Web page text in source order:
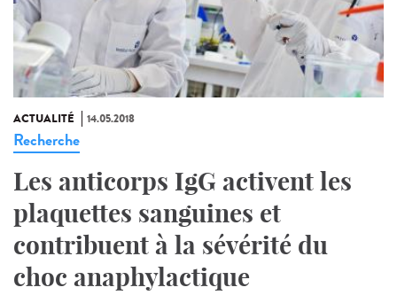
ACTUALITÉ 14.05.2018
Recherche
Les anticorps IgG activent les
plaquettes sanguines et
contribuent à la sévérité du
choc anaphylactique